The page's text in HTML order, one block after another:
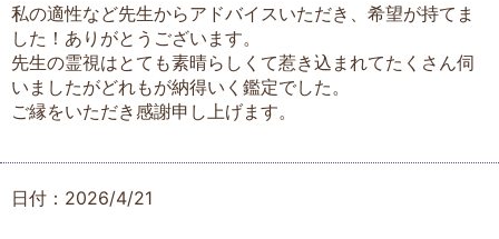
私の適性など先生からアドバイスいただき、希望が持てま
した！ありがとうございます。
先生の霊視はとても素晴らしくて惹き込まれてたくさん伺
いましたがどれもが納得いく鑑定でした。
ご縁をいただき感謝申し上げます。
日付：2026/4/21